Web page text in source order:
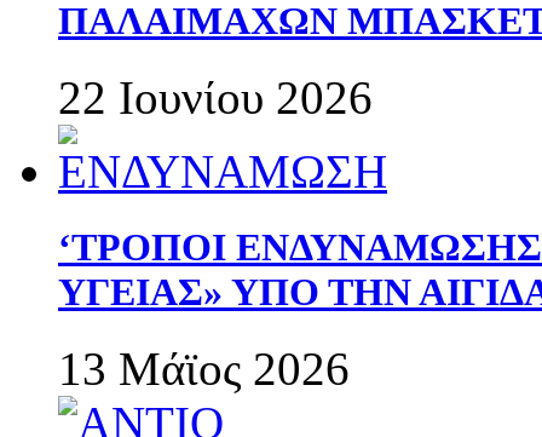
ΠΑΛΑΙΜΑΧΩΝ
22 Ιουνίου 2026
‘ΤΡΟΠΟΙ
ΥΓΕΙΑΣ» ΥΠΟ ΤΗΝ
13 Μάϊος 2026